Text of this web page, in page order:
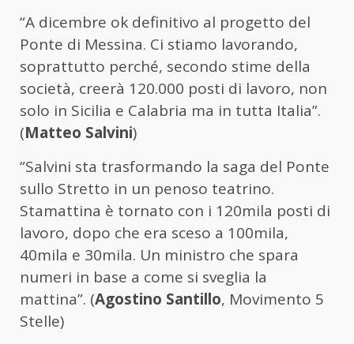
“A dicembre ok definitivo al progetto del
Ponte di Messina. Ci stiamo lavorando,
soprattutto perché, secondo stime della
società, creerà 120.000 posti di lavoro, non
solo in Sicilia e Calabria ma in tutta Italia”.
(Matteo Salvini)
“Salvini sta trasformando la saga del Ponte
sullo Stretto in un penoso teatrino.
Stamattina è tornato con i 120mila posti di
lavoro, dopo che era sceso a 100mila,
40mila e 30mila. Un ministro che spara
numeri in base a come si sveglia la
mattina”. (Agostino Santillo, Movimento 5
Stelle)